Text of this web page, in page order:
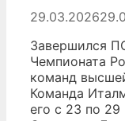
29.03.2026
Завершился
Чемпионата
команд
Команда
его с 23 по 29